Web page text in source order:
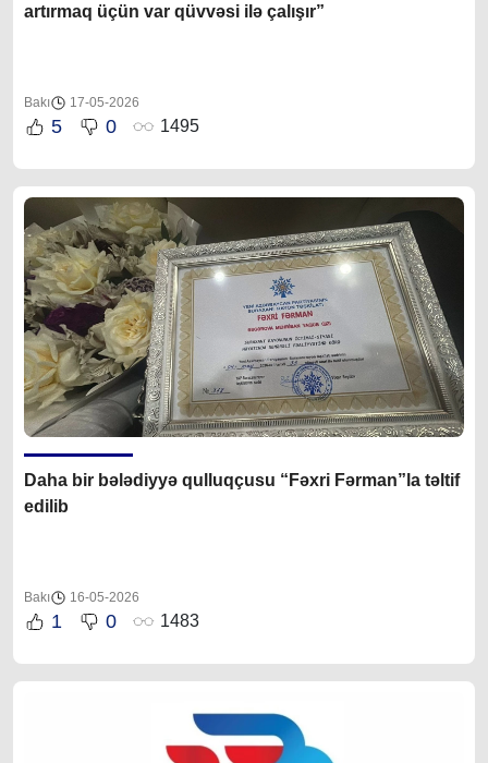
artırmaq üçün var qüvvəsi ilə çalışır”
Bakı 17-05-2026
5 0 1495
Daha bir bələdiyyə qulluqçusu “Fəxri Fərman”la təltif
edilib
Bakı 16-05-2026
1 0 1483